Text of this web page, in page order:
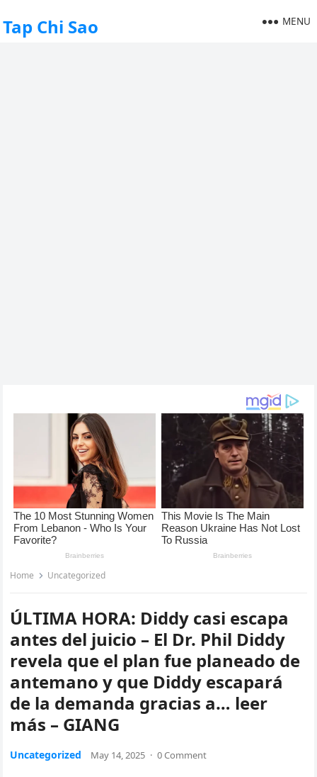
Tap Chi Sao MENU
Home Uncategorized
ÚLTIMA HORA: Diddy casi escapa
antes del juicio – El Dr. Phil Diddy
revela que el plan fue planeado de
antemano y que Diddy escapará
de la demanda gracias a… leer
más – GIANG
Uncategorized May 14, 2025 · 0 Comment